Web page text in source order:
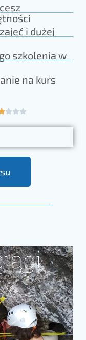
i dużej
szkolenia w
na kurs
